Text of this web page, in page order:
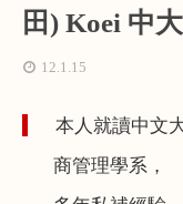
田) Koei 中
12.1.15
本人就讀中文
商管理學系，